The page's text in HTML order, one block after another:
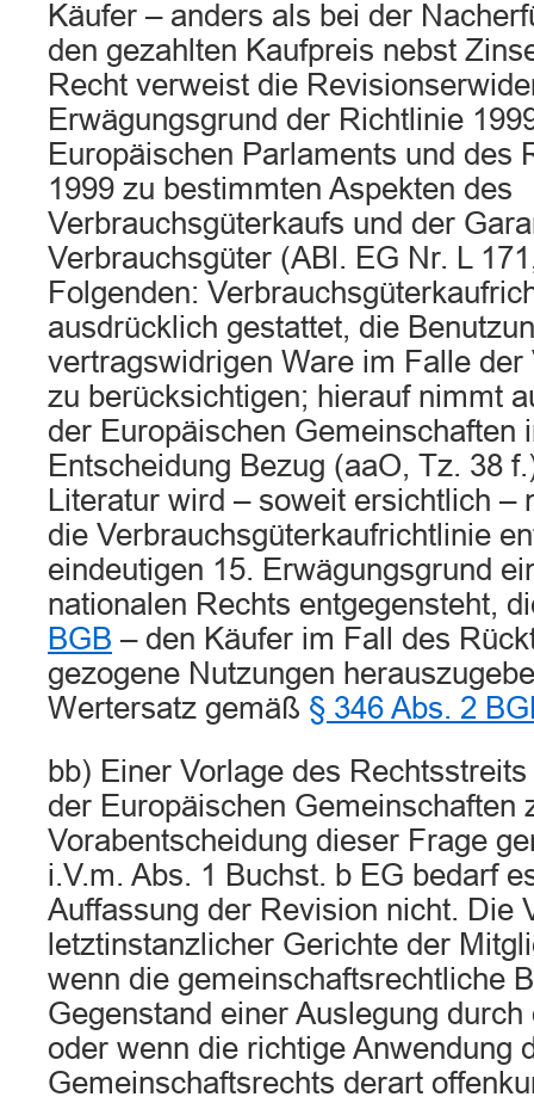
Käufer – anders als bei der
den gezahlten Kaufpreis nebst
Recht verweist die
Erwägungsgrund der Richtlinie
Europäischen Parlaments und des
1999 zu bestimmten Aspekten des
Verbrauchsgüterkaufs und der
Verbrauchsgüter (ABl. EG Nr. L
Folgenden:
ausdrücklich gestattet, die
vertragswidrigen Ware im Falle der
zu berücksichtigen; hierauf nimmt
der Europäischen Gemeinschaften
Entscheidung Bezug (aaO, Tz. 38
Literatur wird – soweit ersichtlich –
die Verbrauchsgüterkaufrichtlinie
eindeutigen 15. Erwägungsgrund
nationalen Rechts entgegensteht,
BGB – den Käufer im Fall des
gezogene Nutzungen
Wertersatz gemäß § 346 Abs. 2
bb) Einer Vorlage des
der Europäischen Gemeinschaften
Vorabentscheidung dieser Frage
i.V.m. Abs. 1 Buchst. b EG bedarf
Auffassung der Revision nicht. Die
letztinstanzlicher Gerichte der
wenn die gemeinschaftsrechtliche
Gegenstand einer Auslegung
oder wenn die richtige Anwendung
Gemeinschaftsrechts derart